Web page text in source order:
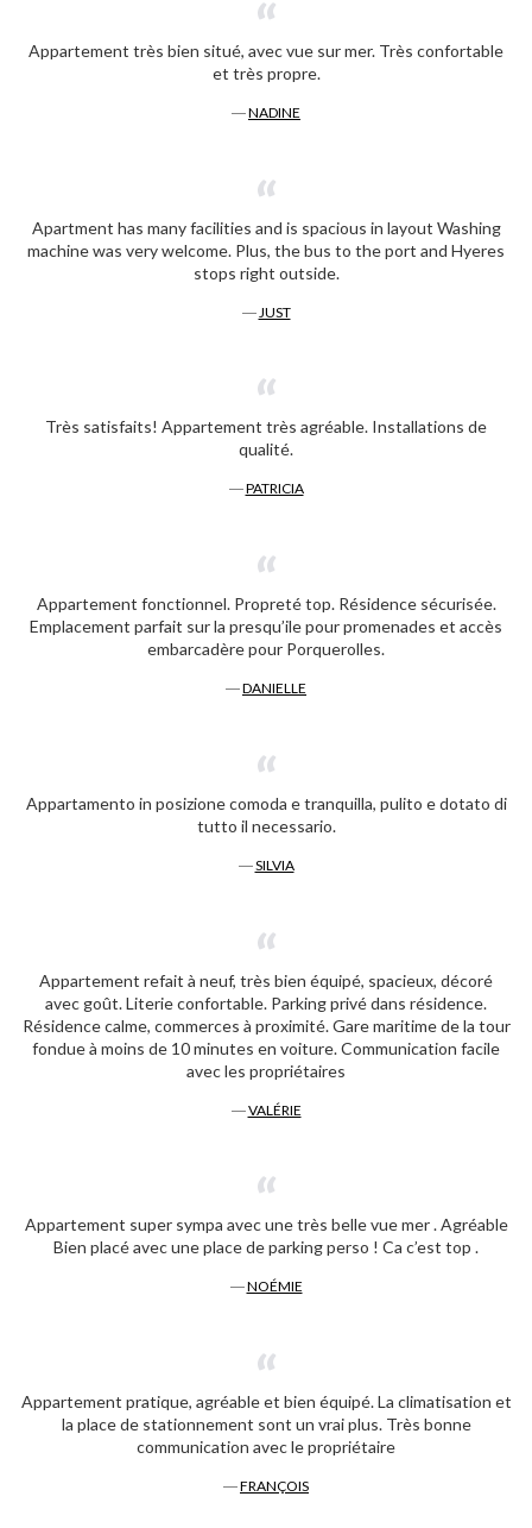
Appartement très bien situé, avec vue sur mer. Très confortable
et très propre.
―NADINE
Apartment has many facilities and is spacious in layout Washing
machine was very welcome. Plus, the bus to the port and Hyeres
stops right outside.
― JUST
Très satisfaits! Appartement très agréable. Installations de
qualité.
―PATRICIA
Appartement fonctionnel. Propreté top. Résidence sécurisée.
Emplacement parfait sur la presqu’ile pour promenades et accès
embarcadère pour Porquerolles.
―DANIELLE
Appartamento in posizione comoda e tranquilla, pulito e dotato di
tutto il necessario.
―SILVIA
Appartement refait à neuf, très bien équipé, spacieux, décoré
avec goût. Literie confortable. Parking privé dans résidence.
Résidence calme, commerces à proximité. Gare maritime de la tour
fondue à moins de 10 minutes en voiture. Communication facile
avec les propriétaires
―VALÉRIE
Appartement super sympa avec une très belle vue mer . Agréable
Bien placé avec une place de parking perso ! Ca c’est top .
―NOÉMIE
Appartement pratique, agréable et bien équipé. La climatisation et
la place de stationnement sont un vrai plus. Très bonne
communication avec le propriétaire
―FRANÇOIS